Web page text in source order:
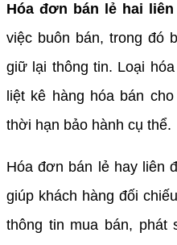
Hóa đơn bán lẻ hai liên
việc buôn bán, trong đó
giữ lại thông tin. Loại
liệt kê hàng hóa bán
thời hạn bảo hành cụ thể.
Hóa đơn bán lẻ hay liên
giúp khách hàng đối
thông tin mua bán, phát